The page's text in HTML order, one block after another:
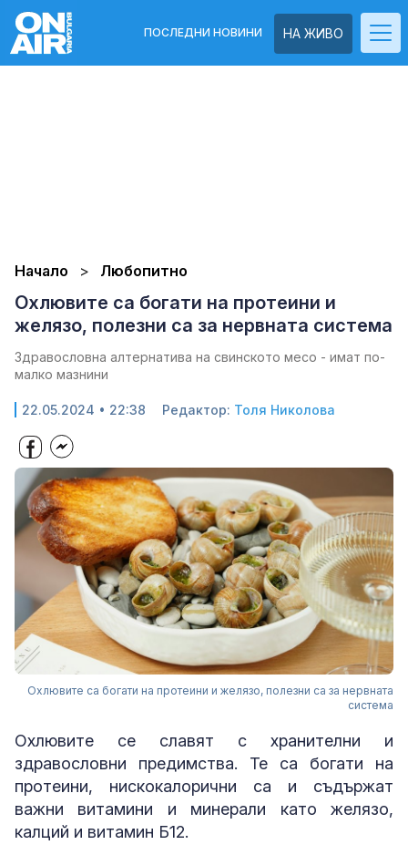
НА ЖИВО
ПОСЛЕДНИ НОВИНИ
Начало Любопитно
Охлювите са богати на протеини и
желязо, полезни са за нервната система
Здравословна алтернатива на свинското месо - имат по-
малко мазнини
22.05.2024 • 22:38 Редактор: Толя Николова
Охлювите са богати на протеини и желязо, полезни са за нервната
система
Охлювите се славят с хранителни и
здравословни предимства. Те са богати на
протеини, нискокалорични са и съдържат
важни витамини и минерали като желязо,
калций и витамин Б12.